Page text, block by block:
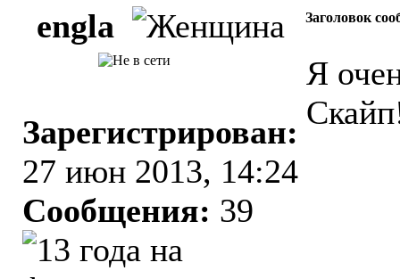
engla Заголовок
Зарегистрирован:
27 июн 2013, 14:24
Сообщения: 39
Я